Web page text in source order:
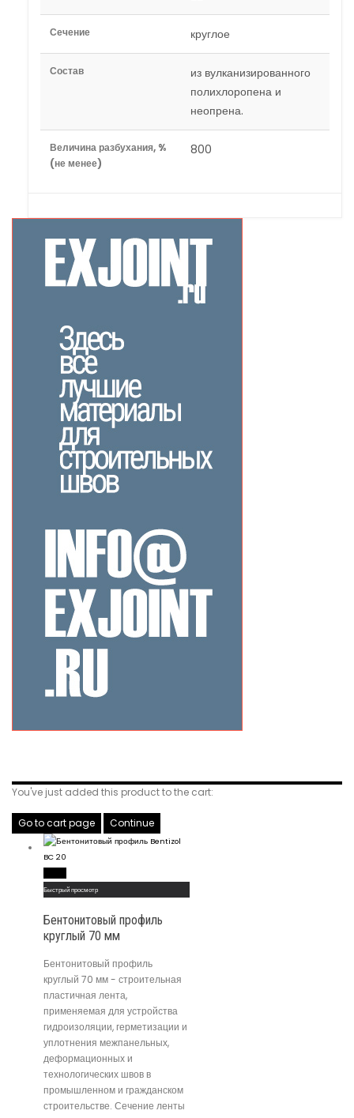
Сечение круглое
Состав
из вулканизированного
полихлоропена и
неопрена.
Величина разбухания, %
(не менее)
800
You've just added this product to the cart:
Go to cart page Continue
Быстрый просмотр
Бентонитовый профиль
круглый 70 мм
Бентонитовый профиль
круглый 70 мм - строительная
пластичная лента,
применяемая для устройства
гидроизоляции, герметизации и
уплотнения межпанельных,
деформационных и
технологических швов в
промышленном и гражданском
строительстве. Сечение ленты